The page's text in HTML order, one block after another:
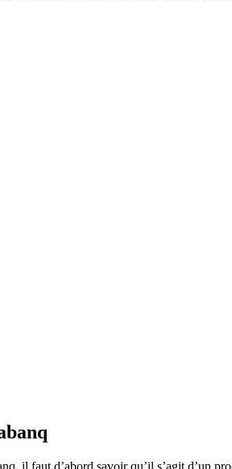
il faut d’abord savoir qu’il s’agit d’un